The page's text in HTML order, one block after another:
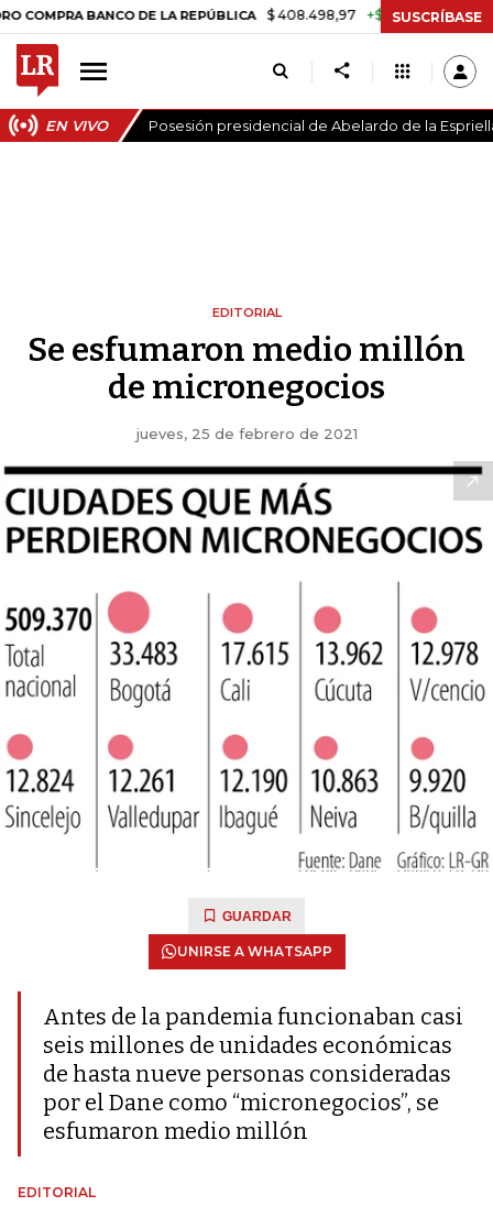
BANCO DE LA REPÚBLICA $ 408.498,97 +$ 8.753,81 +2,19%
SUSCRÍBASE
EN VIVO Posesión presidencial de Abelardo de la
EDITORIAL
Se esfumaron medio millón
de micronegocios
jueves, 25 de febrero de 2021
GUARDAR
UNIRSE A WHATSAPP
Antes de la pandemia funcionaban casi
seis millones de unidades económicas
de hasta nueve personas consideradas
por el Dane como “micronegocios”, se
esfumaron medio millón
EDITORIAL